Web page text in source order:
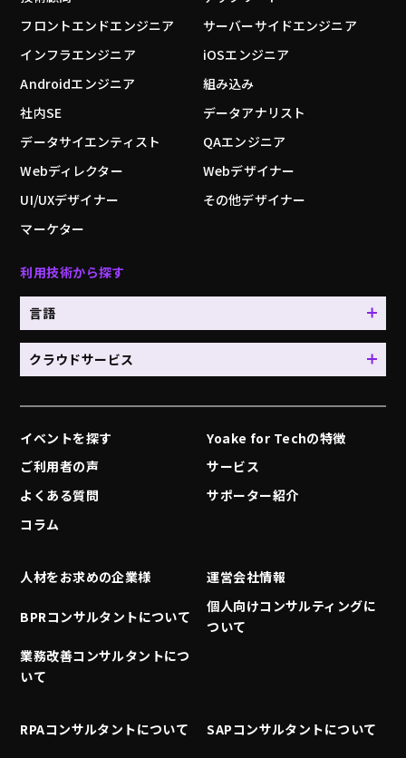
フロントエンドエンジニア
サーバーサイドエンジニア
インフラエンジニア
iOSエンジニア
Androidエンジニア
組み込み
社内SE
データアナリスト
データサイエンティスト
QAエンジニア
Webディレクター
Webデザイナー
UI/UXデザイナー
その他デザイナー
マーケター
利用技術から探す
言語
クラウドサービス
イベントを探す
Yoake for Techの特徴
ご利用者の声
サービス
よくある質問
サポーター紹介
コラム
人材をお求めの企業様 運営会社情報
BPRコンサルタントについて
個人向けコンサルティングに
ついて
業務改善コンサルタントにつ
いて
RPAコンサルタントについて SAPコンサルタントについて